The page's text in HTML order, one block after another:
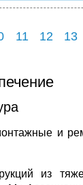
11 12 13
и
из